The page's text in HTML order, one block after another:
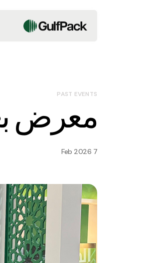
PAST EVENTS
معرض
7 Feb 2026